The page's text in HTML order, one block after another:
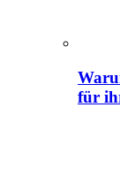
für